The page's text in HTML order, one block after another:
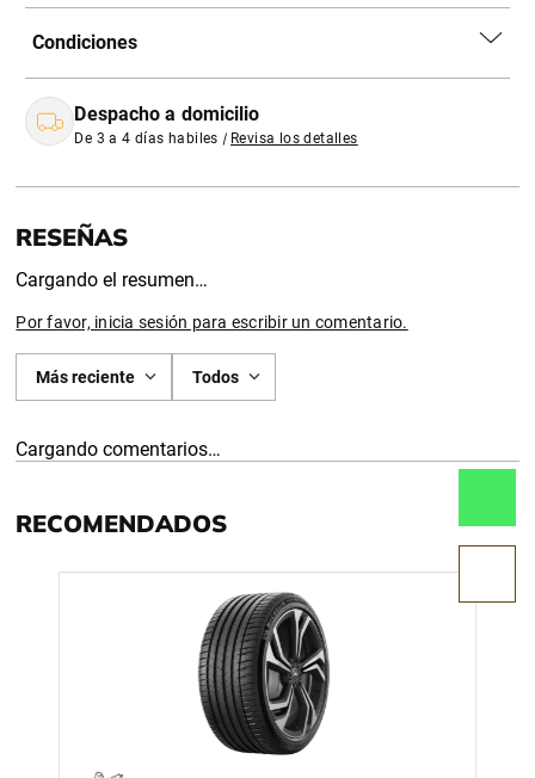
Condiciones
Despacho a domicilio
De 3 a 4 días habiles | Revisa los detalles
Cargando el resumen…
Por favor, inicia sesión para escribir un comentario.
Más reciente Todos
Cargando comentarios…
RECOMENDADOS